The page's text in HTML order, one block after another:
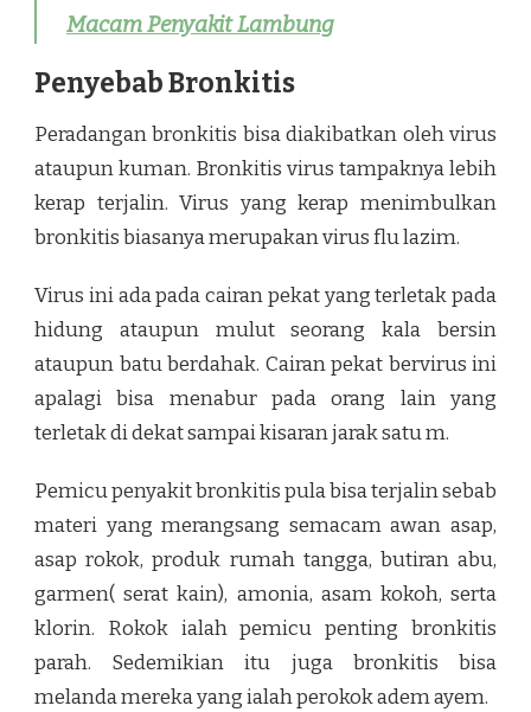
Macam Penyakit Lambung
Penyebab Bronkitis
Peradangan bronkitis bisa diakibatkan oleh virus
ataupun kuman. Bronkitis virus tampaknya lebih
kerap terjalin. Virus yang kerap menimbulkan
bronkitis biasanya merupakan virus flu lazim.
Virus ini ada pada cairan pekat yang terletak pada
hidung ataupun mulut seorang kala bersin
ataupun batu berdahak. Cairan pekat bervirus ini
apalagi bisa menabur pada orang lain yang
terletak di dekat sampai kisaran jarak satu m.
Pemicu penyakit bronkitis pula bisa terjalin sebab
materi yang merangsang semacam awan asap,
asap rokok, produk rumah tangga, butiran abu,
garmen( serat kain), amonia, asam kokoh, serta
klorin. Rokok ialah pemicu penting bronkitis
parah. Sedemikian itu juga bronkitis bisa
melanda mereka yang ialah perokok adem ayem.